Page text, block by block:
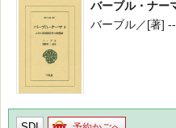
バーブル・ナー
バーブル／[著]